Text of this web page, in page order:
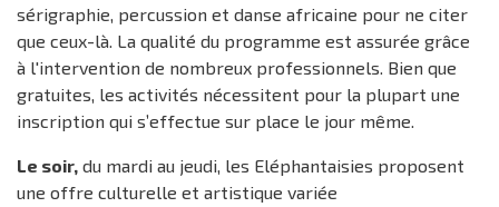
sérigraphie, percussion et danse africaine pour ne citer
que ceux-là. La qualité du programme est assurée grâce
à l'intervention de nombreux professionnels. Bien que
gratuites, les activités nécessitent pour la plupart une
inscription qui s’effectue sur place le jour même.
Le soir, du mardi au jeudi, les Eléphantaisies proposent
une offre culturelle et artistique variée